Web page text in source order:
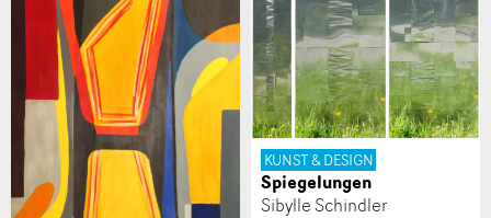
KUNST & DESIGN
Spiegelungen
Sibylle Schindler